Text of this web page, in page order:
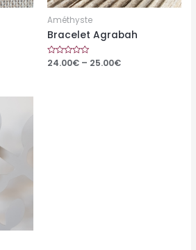
Améthyste
Bracelet Agrabah
Rated
0
24.00€ – 25.00€